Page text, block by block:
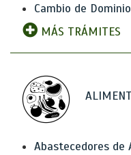
Cambio de Dominio
MÁS TRÁMITES
Abastecedores de